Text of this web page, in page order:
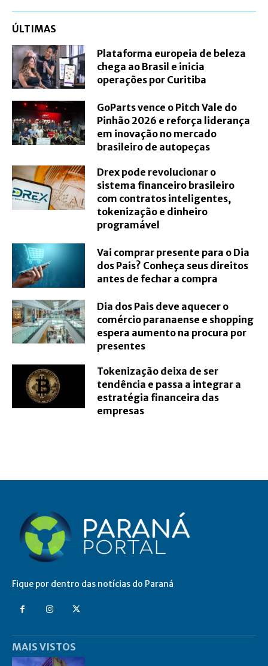
ÚLTIMAS
Plataforma europeia de beleza
chega ao Brasil e inicia
operações por Curitiba
GoParts vence o Pitch Vale do
Pinhão 2026 e reforça liderança
em inovação no mercado
brasileiro de autopeças
Drex pode revolucionar o
sistema financeiro brasileiro
com contratos inteligentes,
tokenização e dinheiro
programável
Vai comprar presente para o Dia
dos Pais? Conheça seus direitos
antes de fechar a compra
Dia dos Pais deve aquecer o
comércio paranaense e shopping
espera aumento na procura por
presentes
Tokenização deixa de ser
tendência e passa a integrar a
estratégia financeira das
empresas
Fique por dentro das notícias do Paraná
MAIS VISTOS